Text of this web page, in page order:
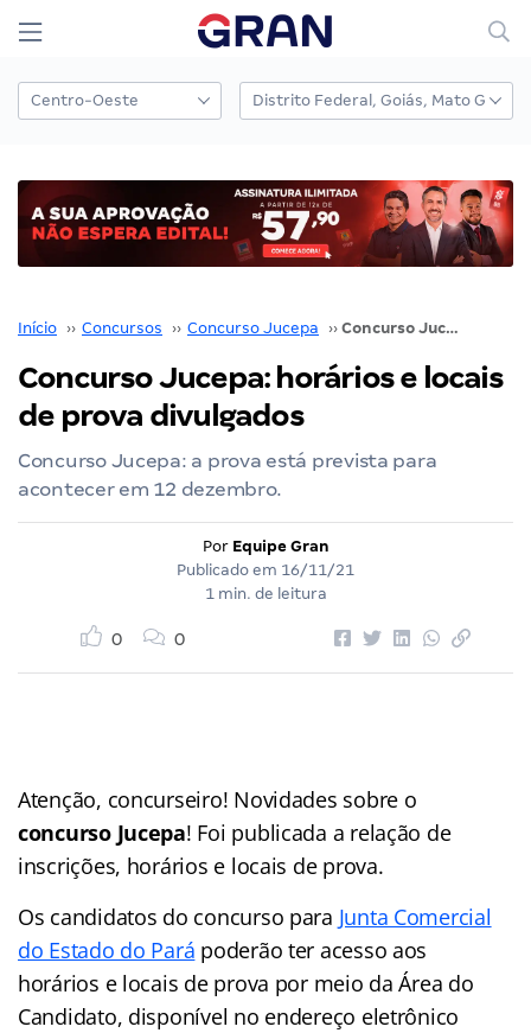
Início ›› Concursos ›› Concurso Jucepa ›› Concurso Jucepa: horários e locais de prova divulgados
Concurso Jucepa: horários e locais
de prova divulgados
Concurso Jucepa: a prova está prevista para
acontecer em 12 dezembro.
Por Equipe Gran
Publicado em 16/11/21
1 min. de leitura
0 0
Atenção, concurseiro! Novidades sobre o
concurso Jucepa! Foi publicada a relação de
inscrições, horários e locais de prova.
Os candidatos do concurso para Junta Comercial
do Estado do Pará poderão ter acesso aos
horários e locais de prova por meio da Área do
Candidato, disponível no endereço eletrônico